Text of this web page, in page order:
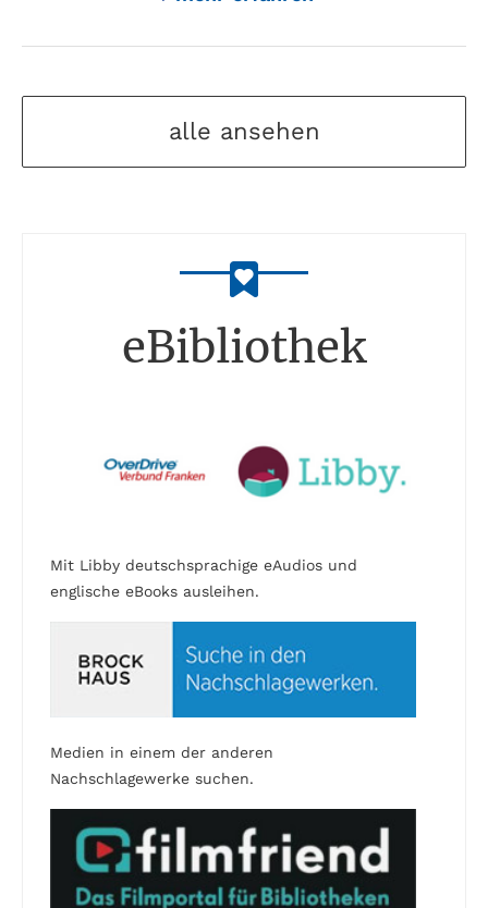
alle ansehen
eBibliothek
Mit Libby deutschsprachige eAudios und
englische eBooks ausleihen.
Medien in einem der anderen
Nachschlagewerke suchen.